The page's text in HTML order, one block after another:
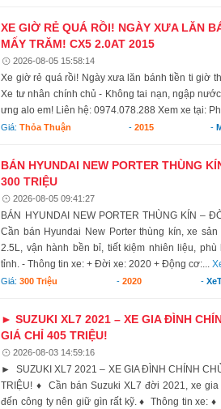
XE GIỜ RẺ QUÁ RỒI! NGÀY XƯA LĂN
MẤY TRĂM! CX5 2.0AT 2015
2026-08-05 15:58:14
Xe giờ rẻ quá rồi! Ngày xưa lăn bánh tiền ti giờ
Xe tư nhân chính chủ - Không tai nạn, ngập
ưng alo em! Liên hệ: 0974.078.288 Xem xe tại:
Giá:Thỏa Thuận - 2015 -
BÁN HYUNDAI NEW PORTER THÙNG
300 TRIỆU
2026-08-05 09:41:27
BÁN HYUNDAI NEW PORTER THÙNG KÍN –
Cần bán Hyundai New Porter thùng kín, xe
2.5L, vận hành bền bỉ, tiết kiệm nhiên liệu,
tỉnh. - Thông tin xe: + Đời xe: 2020 + Động cơ:...
Giá:300 Triệu -2020 -
► SUZUKI XL7 2021 – XE GIA ĐÌNH
GIÁ CHỈ 405 TRIỆU!
2026-08-03 14:59:16
► SUZUKI XL7 2021 – XE GIA ĐÌNH CHÍNH
TRIỆU! ♦ Cần bán Suzuki XL7 đời 2021, xe
đến công ty nên giữ gìn rất kỹ. ♦ Thông tin xe: